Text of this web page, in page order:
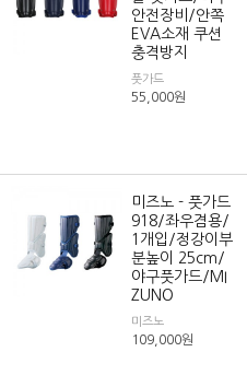
안전장비/안쪽
EVA소재 쿠션
충격방지
풋가드
55,000원
미즈노 - 풋가드
918/좌우겸용/
1개입/정강이부
분높이 25cm/
야구풋가드/MI
ZUNO
미즈노
109,000원